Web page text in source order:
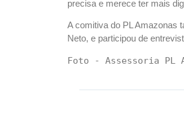
precisa e merece ter mais
A comitiva do PL Amazonas
Neto, e participou de
Foto - Assessoria PL